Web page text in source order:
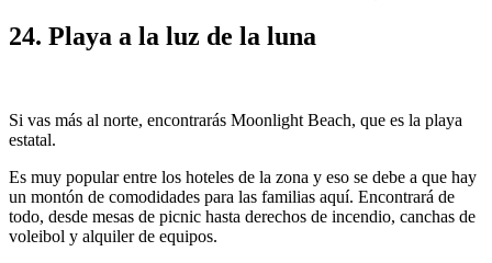
24. Playa a la luz de la luna
Si vas más al norte, encontrarás Moonlight Beach, que es la playa
estatal.
Es muy popular entre los hoteles de la zona y eso se debe a que hay
un montón de comodidades para las familias aquí. Encontrará de
todo, desde mesas de picnic hasta derechos de incendio, canchas de
voleibol y alquiler de equipos.